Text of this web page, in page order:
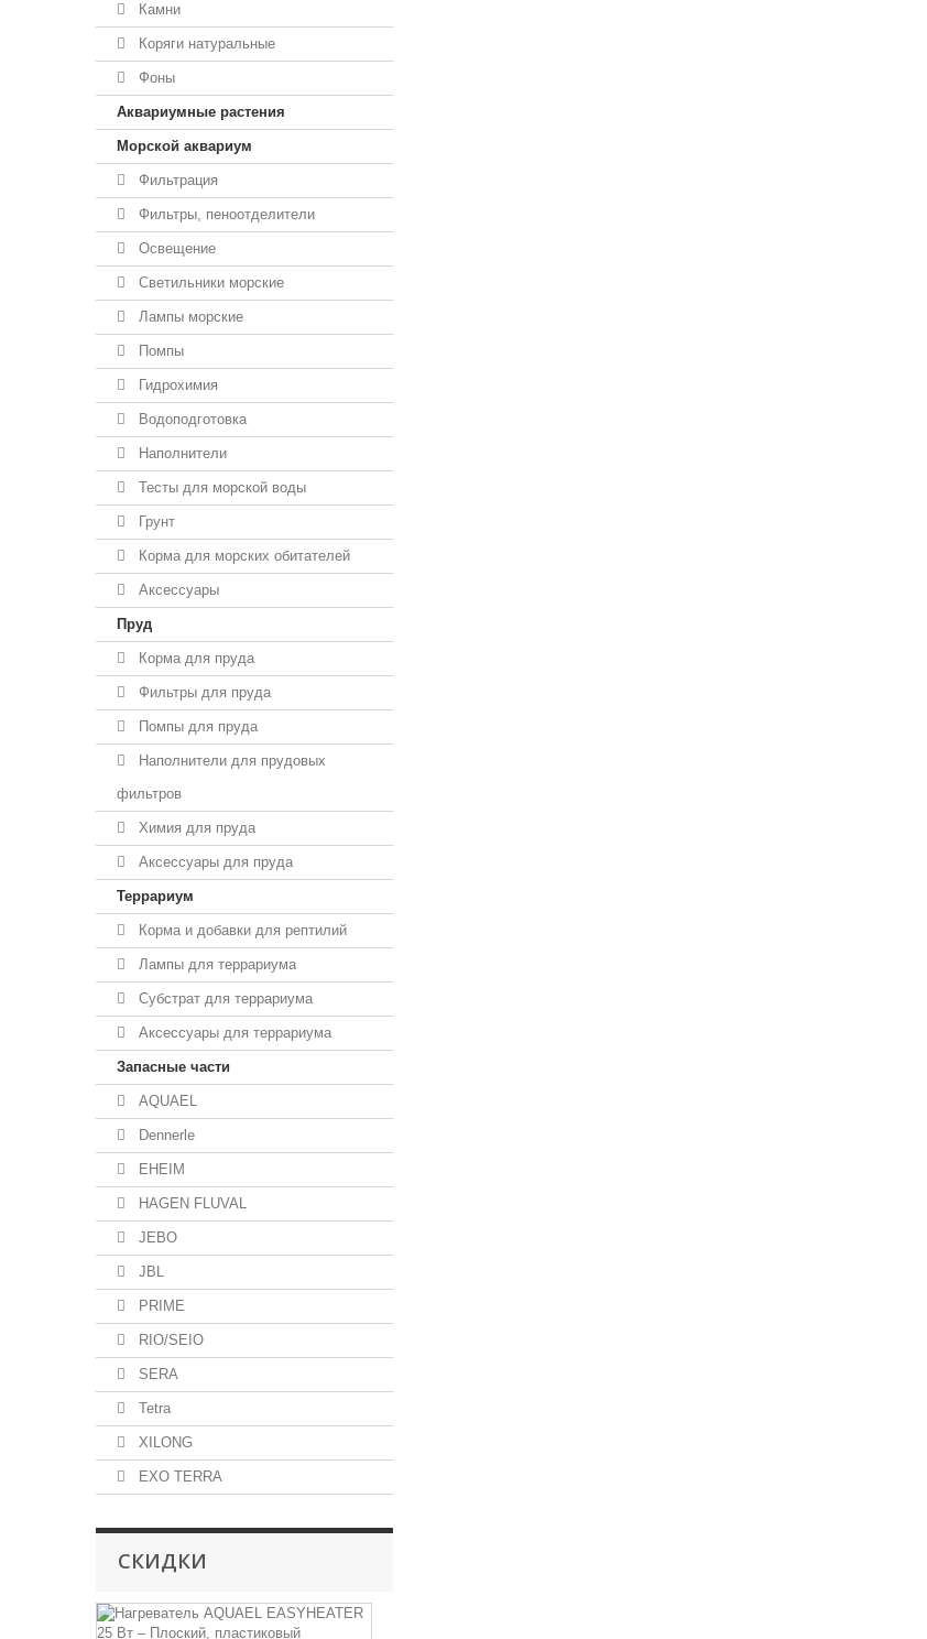
Камни
Коряги натуральные
Фоны
Аквариумные растения
Морской аквариум
Фильтрация
Фильтры, пеноотделители
Освещение
Светильники морские
Лампы морские
Помпы
Гидрохимия
Водоподготовка
Наполнители
Тесты для морской воды
Грунт
Корма для морских обитателей
Аксессуары
Пруд
Корма для пруда
Фильтры для пруда
Помпы для пруда
Наполнители для прудовых
фильтров
Химия для пруда
Аксессуары для пруда
Террариум
Корма и добавки для рептилий
Лампы для террариума
Субстрат для террариума
Аксессуары для террариума
Запасные части
AQUAEL
Dennerle
EHEIM
HAGEN FLUVAL
JEBO
JBL
PRIME
RIO/SEIO
SERA
Tetra
XILONG
EXO TERRA
СКИДКИ